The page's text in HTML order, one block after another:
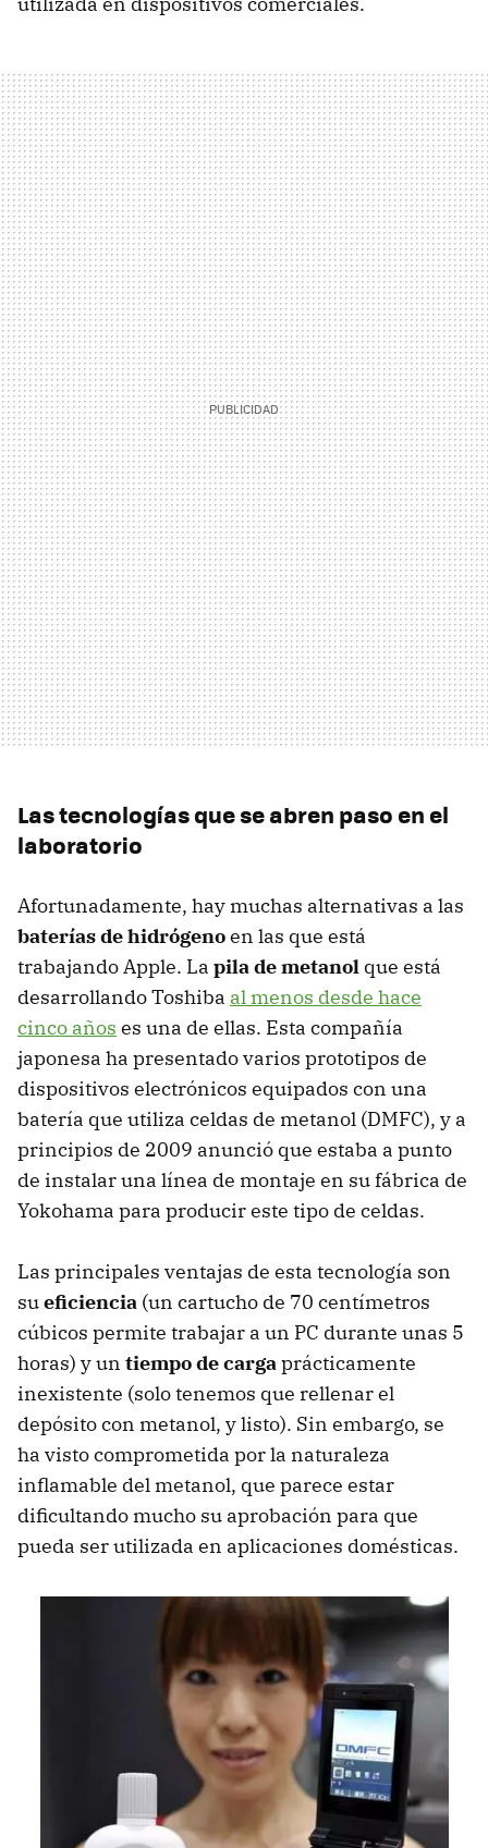
Las tecnologías que se abren paso en el
laboratorio
Afortunadamente, hay muchas alternativas a las
baterías de hidrógenoen las que está
trabajando Apple. La pila de metanol que está
desarrollando Toshiba al menos desde hace
cinco años es una de ellas. Esta compañía
japonesa ha presentado varios prototipos de
dispositivos electrónicos equipados con una
batería que utiliza celdas de metanol (DMFC), y a
principios de 2009 anunció que estaba a punto
de instalar una línea de montaje en su fábrica de
Yokohama para producir este tipo de celdas.
Las principales ventajas de esta tecnología son
sueficiencia (un cartucho de 70 centímetros
cúbicos permite trabajar a un PC durante unas 5
horas) y un tiempo de cargaprácticamente
inexistente (solo tenemos que rellenar el
depósito con metanol, y listo). Sin embargo, se
ha visto comprometida por la naturaleza
inflamable del metanol, que parece estar
dificultando mucho su aprobación para que
pueda ser utilizada en aplicaciones domésticas.